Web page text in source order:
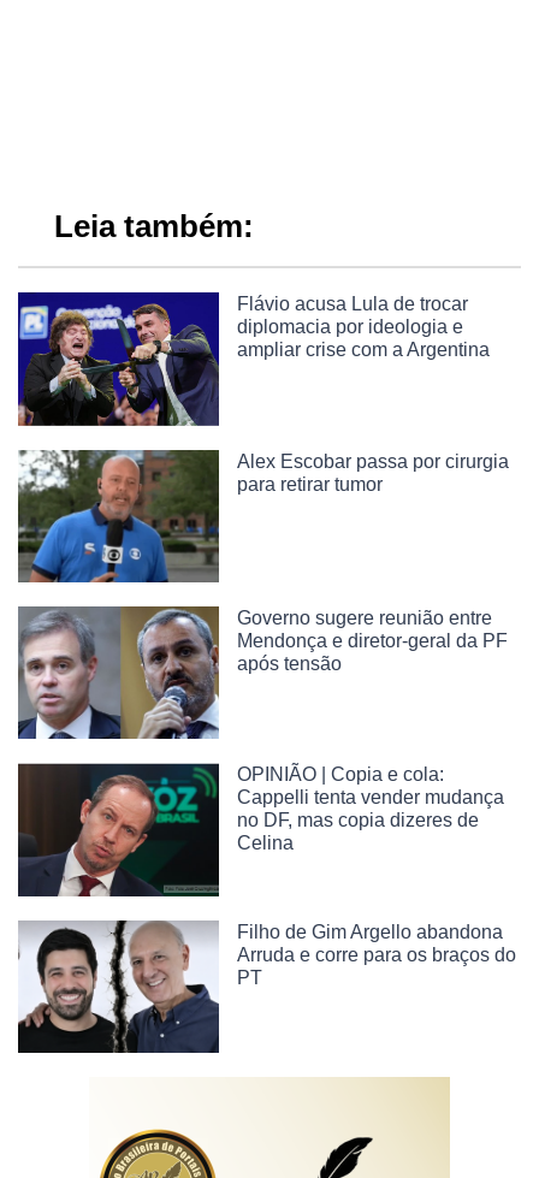
Leia também:
Flávio acusa Lula de trocar
diplomacia por ideologia e
ampliar crise com a Argentina
Alex Escobar passa por cirurgia
para retirar tumor
Governo sugere reunião entre
Mendonça e diretor-geral da PF
após tensão
OPINIÃO | Copia e cola:
Cappelli tenta vender mudança
no DF, mas copia dizeres de
Celina
Filho de Gim Argello abandona
Arruda e corre para os braços do
PT